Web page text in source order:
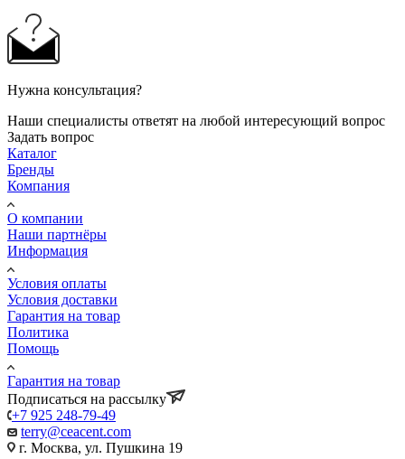
Нужна консультация?
Наши специалисты ответят на любой интересующий вопрос
Задать вопрос
Каталог
Бренды
Компания
О компании
Наши партнёры
Информация
Условия оплаты
Условия доставки
Гарантия на товар
Политика
Помощь
Гарантия на товар
Подписаться на рассылку
+7 925 248-79-49
terry@ceacent.com
г. Москва, ул. Пушкина 19